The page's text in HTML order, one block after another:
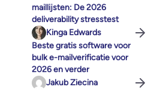
maillijsten: De 2026
deliverability stresstest
Kinga Edwards
Beste gratis software voor
bulk e-mailverificatie voor
2026 en verder
Jakub Ziecina